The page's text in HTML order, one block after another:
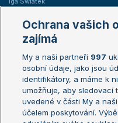
Žebříčky
Žebříček ATP (muži)
Žebříček WTA (ženy)
Sázkařský žebříček
Ochrana vašich
zajímá
My a naši partneři 997
osobní údaje, jako jsou
identifikátory, a máme k
umožňuje, aby sledovací
uvedené v části My a
účelem poskytování.